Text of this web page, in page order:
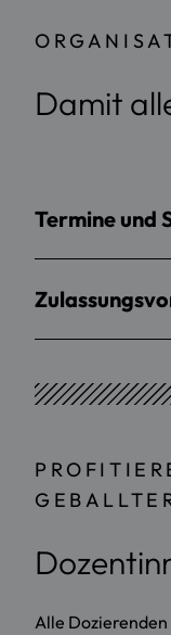
Damit
Termine und
Alle